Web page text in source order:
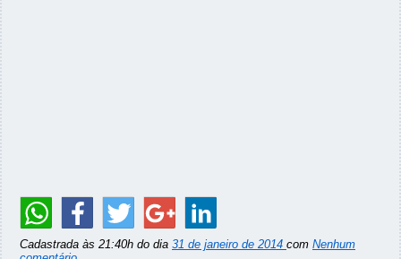
Cadastrada às 21:40h do dia 31 de janeiro de 2014 com Nenhum